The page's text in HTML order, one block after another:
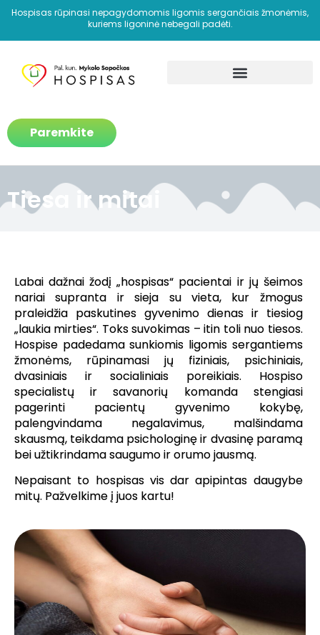
Hospisas rūpinasi nepagydomomis ligomis sergančiais žmonėmis,
kuriems ligoninė nebegali padėti.
Paremkite
Tiesa ir mitai
Labai dažnai žodį „hospisas“ pacientai ir jų šeimos
nariai supranta ir sieja su vieta, kur žmogus
praleidžia paskutines gyvenimo dienas ir tiesiog
„laukia mirties“. Toks suvokimas – itin toli nuo tiesos.
Hospise padedama sunkiomis ligomis sergantiems
žmonėms, rūpinamasi jų fiziniais, psichiniais,
dvasiniais ir socialiniais poreikiais. Hospiso
specialistų ir savanorių komanda stengiasi
pagerinti pacientų gyvenimo kokybę,
palengvindama negalavimus, malšindama
skausmą, teikdama psichologinę ir dvasinę paramą
bei užtikrindama saugumo ir orumo jausmą.
Nepaisant to hospisas vis dar apipintas daugybe
mitų. Pažvelkime į juos kartu!